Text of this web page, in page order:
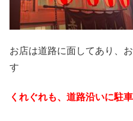
お店は道路に面してあり、
す
くれぐれも、道路沿いに駐